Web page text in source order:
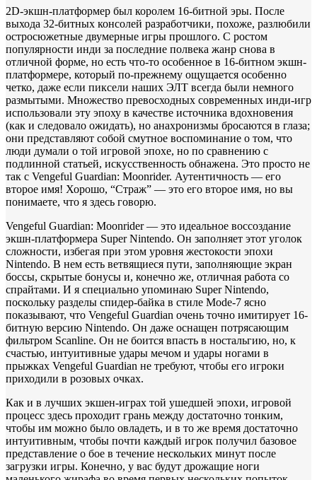
2D-экшн-платформер был королем 16-битной эры. После
выхода 32-битных консолей разработчики, похоже, разлюбили
остросюжетные двумерные игры прошлого. С ростом
популярности инди за последние полвека жанр снова в
отличной форме, но есть что-то особенное в 16-битном экшн-
платформере, который по-прежнему ощущается особенно
четко, даже если пиксели наших ЭЛТ всегда были немного
размытыми. Множество превосходных современных инди-игр
использовали эту эпоху в качестве источника вдохновения
(как и следовало ожидать), но анахронизмы бросаются в глаза;
они представляют собой смутное воспоминание о том, что
люди думали о той игровой эпохе, но по сравнению с
подлинной статьей, искусственность обнажена. Это просто не
так с Vengeful Guardian: Moonrider. Аутентичность — его
второе имя! Хорошо, “Страж” — это его второе имя, но вы
понимаете, что я здесь говорю.
Vengeful Guardian: Moonrider — это идеальное воссоздание
экшн-платформера Super Nintendo. Он заполняет этот уголок
сложности, избегая при этом уровня жестокости эпохи
Nintendo. В нем есть ветвящиеся пути, заполняющие экран
боссы, скрытые бонусы и, конечно же, отличная работа со
спрайтами. И я специально упоминаю Super Nintendo,
поскольку разделы спидер-байка в стиле Mode-7 ясно
показывают, что Vengeful Guardian очень точно имитирует 16-
битную версию Nintendo. Он даже оснащен потрясающим
фильтром Scanline. Он не боится впасть в ностальгию, но, к
счастью, интуитивные удары мечом и удары ногами в
прыжках Vengeful Guardian не требуют, чтобы его игроки
приходили в розовых очках.
Как и в лучших экшен-играх той ушедшей эпохи, игровой
процесс здесь проходит грань между достаточно тонким,
чтобы им можно было овладеть, и в то же время достаточно
интуитивным, чтобы почти каждый игрок получил базовое
представление о бое в течение нескольких минут после
загрузки игры. Конечно, у вас будут дрожащие ноги